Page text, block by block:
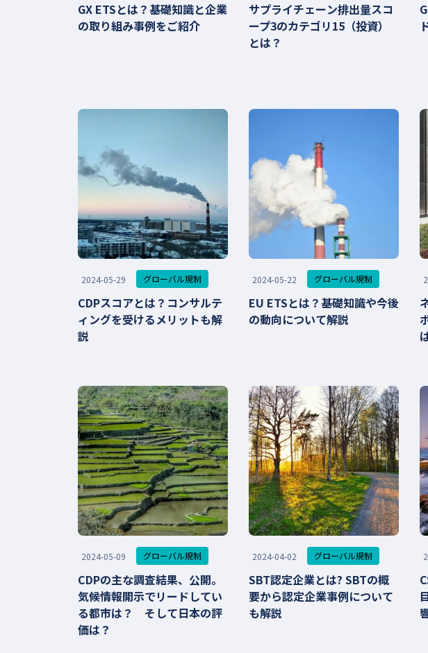
GX ETSとは？基礎知識と企業
の取り組み事例をご紹介
サプライチェーン排出量スコ
ープ3のカテゴリ15（投資）
とは？
2024-05-29 グローバル規制
CDPスコアとは？コンサルテ
ィングを受けるメリットも解
説
2024-05-22 グローバル規制
EU ETSとは？基礎知識や今後
の動向について解説
2024-05-09 グローバル規制
CDPの主な調査結果、公開。
気候情報開示でリードしてい
る都市は？ そして日本の評
価は？
2024-04-02 グローバル規制
SBT認定企業とは? SBTの概
要から認定企業事例について
も解説